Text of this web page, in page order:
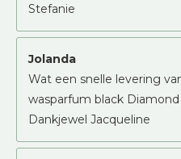
Stefanie
Jolanda
Wat een snelle levering
wasparfum black Diamond
Dankjewel Jacqueline